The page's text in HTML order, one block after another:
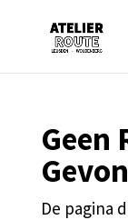
Geen
De pagina